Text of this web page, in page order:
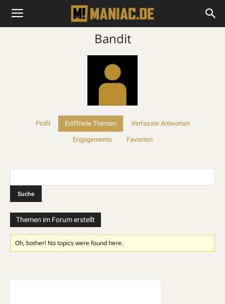
Bandit
Profil Eröffnete Themen Verfasste Antworten
Engagements Favoriten
Themen im Forum erstellt
Oh, bother! No topics were found here.